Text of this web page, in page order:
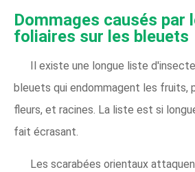
Dommages causés par
foliaires sur les bleuets
Il existe une longue liste
bleuets qui endommagent les fruits,
fleurs, et racines. La liste est si
fait écrasant.
Les scarabées orientaux